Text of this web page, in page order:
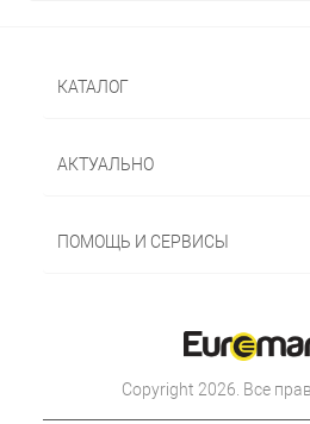
КАТАЛОГ
АКТУАЛЬНО
ПОМОЩЬ И СЕРВИСЫ
Copyright 2026. Все